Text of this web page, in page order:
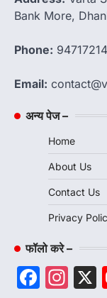
Bank More,
Phone:
Email:
अन्य पेज –
Home
About Us
Contact Us
Privacy
फॉलो करे –